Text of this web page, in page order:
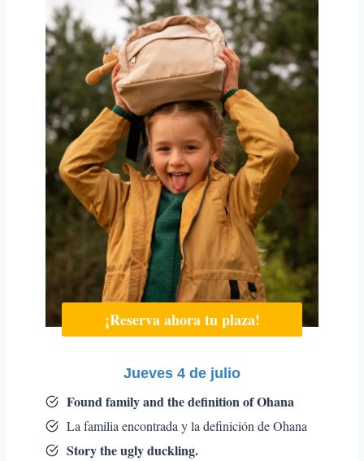
Jueves 4 de julio
Found family and the definition of Ohana
La familia encontrada y la definición de Ohana
Story the ugly duckling.
¡Reserva ahora tu plaza!